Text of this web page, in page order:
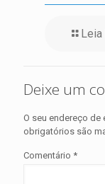
Deixe um
O seu endereço de
obrigatórios são
Comentário *